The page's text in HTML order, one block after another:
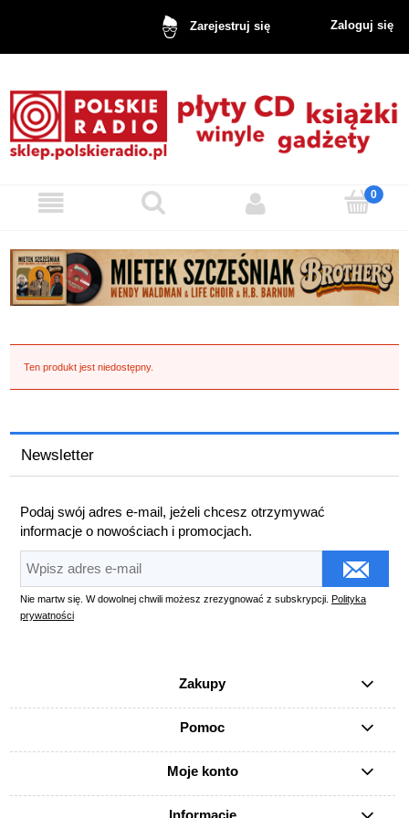
Zarejestruj się Zaloguj się
Ten produkt jest niedostępny.
Newsletter
Podaj swój adres e-mail, jeżeli chcesz otrzymywać
informacje o nowościach i promocjach.
Nie martw się. W dowolnej chwili możesz zrezygnować z subskrypcji. Polityka
prywatności
Zakupy
Pomoc
Moje konto